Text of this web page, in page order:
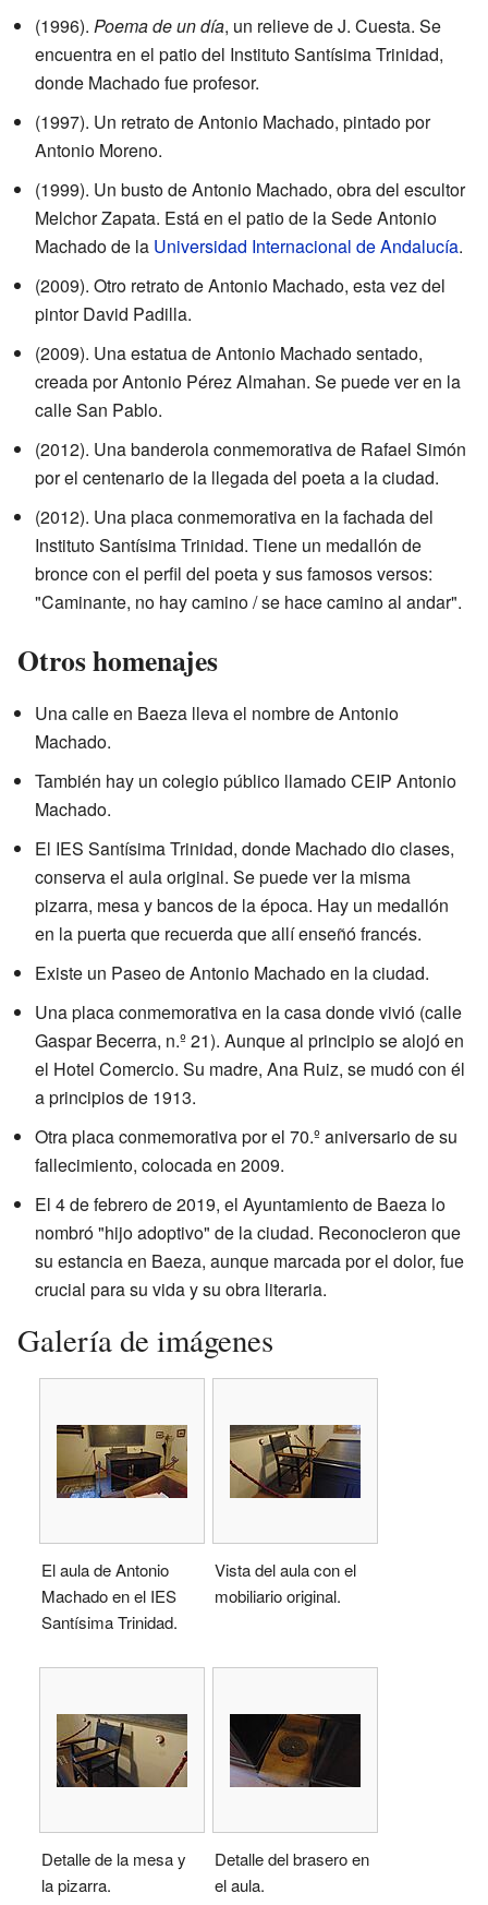
(1996). Poema de un día, un relieve de J. Cuesta. Se
encuentra en el patio del Instituto Santísima Trinidad,
donde Machado fue profesor.
(1997). Un retrato de Antonio Machado, pintado por
Antonio Moreno.
(1999). Un busto de Antonio Machado, obra del escultor
Melchor Zapata. Está en el patio de la Sede Antonio
Machado de la Universidad Internacional de Andalucía.
(2009). Otro retrato de Antonio Machado, esta vez del
pintor David Padilla.
(2009). Una estatua de Antonio Machado sentado,
creada por Antonio Pérez Almahan. Se puede ver en la
calle San Pablo.
(2012). Una banderola conmemorativa de Rafael Simón
por el centenario de la llegada del poeta a la ciudad.
(2012). Una placa conmemorativa en la fachada del
Instituto Santísima Trinidad. Tiene un medallón de
bronce con el perfil del poeta y sus famosos versos:
"Caminante, no hay camino / se hace camino al andar".
Otros homenajes
Una calle en Baeza lleva el nombre de Antonio
Machado.
También hay un colegio público llamado CEIP Antonio
Machado.
El IES Santísima Trinidad, donde Machado dio clases,
conserva el aula original. Se puede ver la misma
pizarra, mesa y bancos de la época. Hay un medallón
en la puerta que recuerda que allí enseñó francés.
Existe un Paseo de Antonio Machado en la ciudad.
Una placa conmemorativa en la casa donde vivió (calle
Gaspar Becerra, n.º 21). Aunque al principio se alojó en
el Hotel Comercio. Su madre, Ana Ruiz, se mudó con él
a principios de 1913.
Otra placa conmemorativa por el 70.º aniversario de su
fallecimiento, colocada en 2009.
El 4 de febrero de 2019, el Ayuntamiento de Baeza lo
nombró "hijo adoptivo" de la ciudad. Reconocieron que
su estancia en Baeza, aunque marcada por el dolor, fue
crucial para su vida y su obra literaria.
Galería de imágenes
El aula de Antonio
Machado en el IES
Santísima Trinidad.
Vista del aula con el
mobiliario original.
Detalle de la mesa y
la pizarra.
Detalle del brasero en
el aula.